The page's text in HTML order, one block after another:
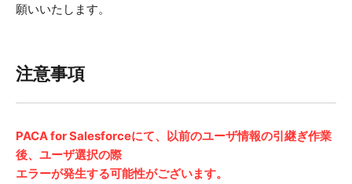
願いいたします。
注意事項
PACA for Salesforceにて、以前のユーザ情報の引継ぎ作業
後、ユーザ選択の際
エラーが発生する可能性がございます。